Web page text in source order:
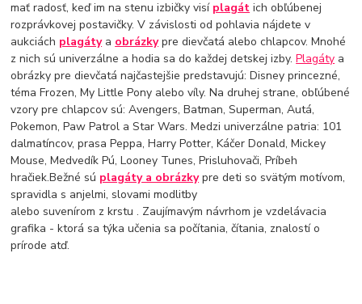
mať radosť, keď im na stenu izbičky visí plagát ich obľúbenej
rozprávkovej postavičky. V závislosti od pohlavia nájdete v
aukciách plagátya obrázkypre dievčatá alebo chlapcov. Mnohé
z nich sú univerzálne a hodia sa do každej detskej izby.Plagáty a
obrázky pre dievčatá najčastejšie predstavujú: Disney princezné,
téma Frozen, My Little Pony alebo víly. Na druhej strane, obľúbené
vzory pre chlapcov sú: Avengers, Batman, Superman, Autá,
Pokemon, Paw Patrol a Star Wars. Medzi univerzálne patria: 101
dalmatíncov, prasa Peppa, Harry Potter, Káčer Donald, Mickey
Mouse, Medvedík Pú, Looney Tunes, Prisluhovači, Príbeh
hračiek.Bežné sú plagáty a obrázkypre deti so svätým motívom,
spravidla s anjelmi, slovami modlitby
alebo suvenírom z krstu . Zaujímavým návrhom je vzdelávacia
grafika - ktorá sa týka učenia sa počítania, čítania, znalostí o
prírode atď.